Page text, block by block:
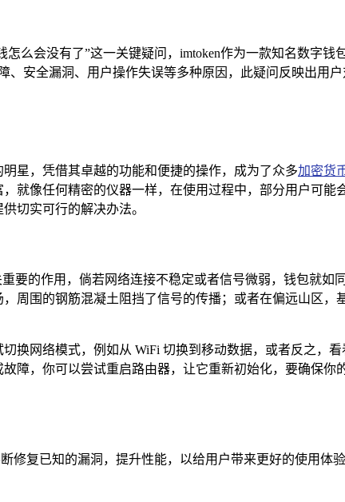
怎么会没有了”这一关键疑问，imtoken作为一款知名数字
安全漏洞、用户操作失误等多种原因，此疑问反映出用
星，凭借其卓越的功能和便捷的操作，成为了众多加密货
就像任何精密的仪器一样，在使用过程中，部分用户可能
切实可行的解决办法。
要的作用，倘若网络连接不稳定或者信号微弱，钱包就
周围的钢筋混凝土阻挡了信号的传播；或者在偏远山区
换网络模式，例如从 WiFi 切换到移动数据，或者反之，
障，你可以尝试重启路由器，让它重新初始化，要确保你
修复已知的漏洞，提升性能，以给用户带来更好的使用